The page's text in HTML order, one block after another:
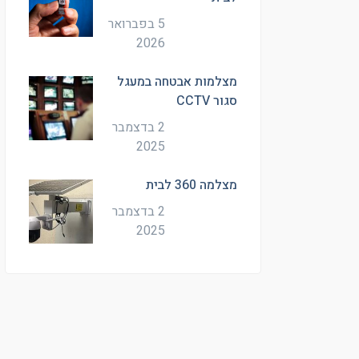
5 בפברואר
2026
מצלמות אבטחה במעגל
סגור CCTV
2 בדצמבר
2025
מצלמה 360 לבית
2 בדצמבר
2025